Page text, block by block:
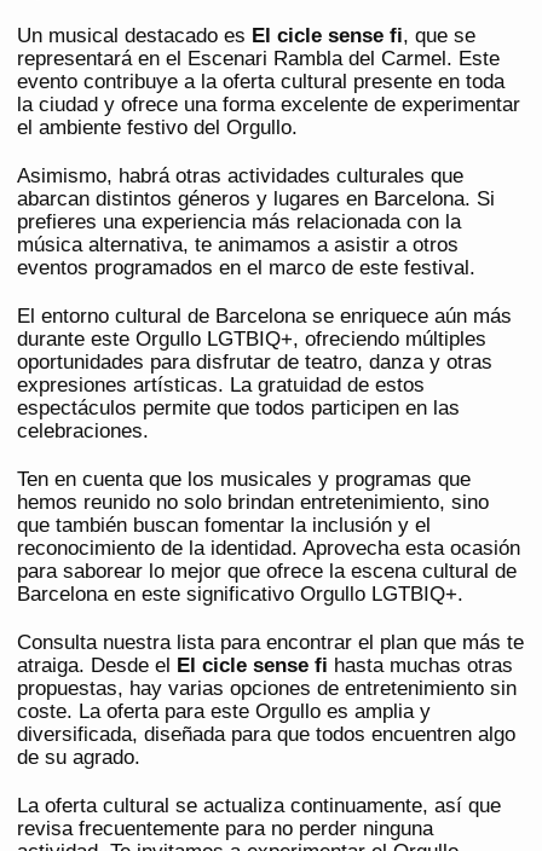
Un musical destacado es El cicle sense fi, que se
representará en el Escenari Rambla del Carmel. Este
evento contribuye a la oferta cultural presente en toda
la ciudad y ofrece una forma excelente de experimentar
el ambiente festivo del Orgullo.
Asimismo, habrá otras actividades culturales que
abarcan distintos géneros y lugares en Barcelona. Si
prefieres una experiencia más relacionada con la
música alternativa, te animamos a asistir a otros
eventos programados en el marco de este festival.
El entorno cultural de Barcelona se enriquece aún más
durante este Orgullo LGTBIQ+, ofreciendo múltiples
oportunidades para disfrutar de teatro, danza y otras
expresiones artísticas. La gratuidad de estos
espectáculos permite que todos participen en las
celebraciones.
Ten en cuenta que los musicales y programas que
hemos reunido no solo brindan entretenimiento, sino
que también buscan fomentar la inclusión y el
reconocimiento de la identidad. Aprovecha esta ocasión
para saborear lo mejor que ofrece la escena cultural de
Barcelona en este significativo Orgullo LGTBIQ+.
Consulta nuestra lista para encontrar el plan que más te
atraiga. Desde el El cicle sense fi hasta muchas otras
propuestas, hay varias opciones de entretenimiento sin
coste. La oferta para este Orgullo es amplia y
diversificada, diseñada para que todos encuentren algo
de su agrado.
La oferta cultural se actualiza continuamente, así que
revisa frecuentemente para no perder ninguna